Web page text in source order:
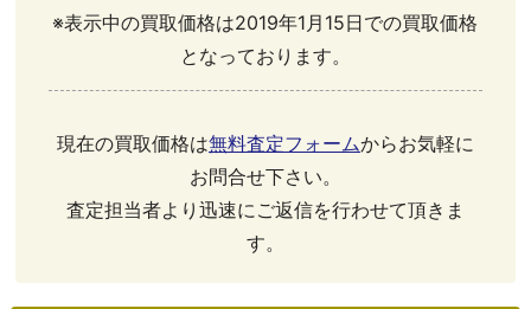
※表示中の買取価格は2019年1月15日での買取価格
となっております。
現在の買取価格は無料査定フォームからお気軽に
お問合せ下さい。
査定担当者より迅速にご返信を行わせて頂きま
す。